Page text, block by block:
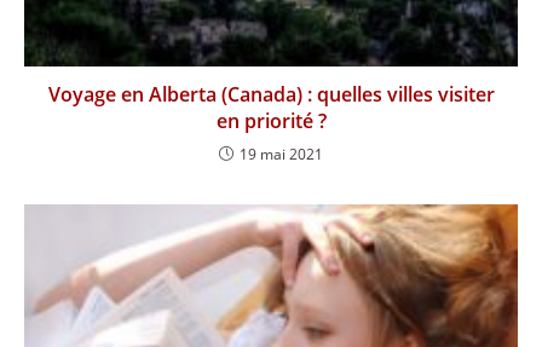
Voyage en Alberta (Canada) : quelles villes visiter
en priorité ?
19 mai 2021